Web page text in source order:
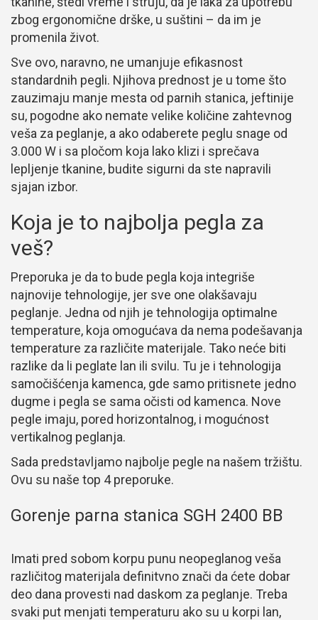
zbog ergonomične drške, u suštini – da im je
promenila život.
Sve ovo, naravno, ne umanjuje efikasnost
standardnih pegli. Njihova prednost je u tome što
zauzimaju manje mesta od parnih stanica, jeftinije
su, pogodne ako nemate velike količine zahtevnog
veša za peglanje, a ako odaberete peglu snage od
3.000 W i sa pločom koja lako klizi i sprečava
lepljenje tkanine, budite sigurni da ste napravili
sjajan izbor.
Koja je to najbolja pegla za
veš?
Preporuka je da to bude pegla koja integriše
najnovije tehnologije, jer sve one olakšavaju
peglanje. Jedna od njih je tehnologija optimalne
temperature, koja omogućava da nema podešavanja
temperature za različite materijale. Tako neće biti
razlike da li peglate lan ili svilu. Tu je i tehnologija
samočišćenja kamenca, gde samo pritisnete jedno
dugme i pegla se sama očisti od kamenca. Nove
pegle imaju, pored horizontalnog, i mogućnost
vertikalnog peglanja.
Sada predstavljamo najbolje pegle na našem tržištu.
Ovu su naše top 4 preporuke.
Gorenje parna stanica SGH 2400 BB
Imati pred sobom korpu punu neopeglanog veša
različitog materijala definitvno znači da ćete dobar
deo dana provesti nad daskom za peglanje. Treba
svaki put menjati temperaturu ako su u korpi lan,